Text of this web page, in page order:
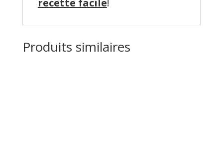
recette facile!
Produits similaires